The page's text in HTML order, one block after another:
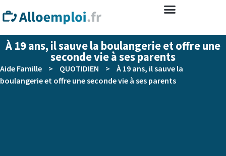
À 19 ans, il sauve la boulangerie et offre une
seconde vie à ses parents
Aide Famille > QUOTIDIEN >
À 19 ans, il sauve la
boulangerie et offre une seconde vie à ses parents